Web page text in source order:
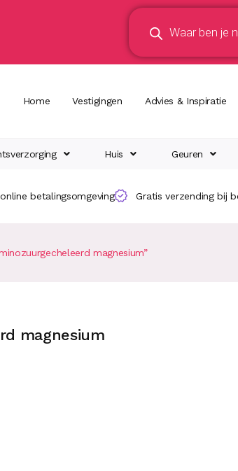
Home Vestigingen Advies & Inspiratie
Huis Geuren
betalingsomgeving Gratis verzending bij
magnesium”
magnesium